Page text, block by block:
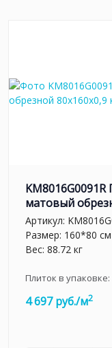
матовый
Артикул:
Размер: 160*80 см
Вес: 88.72 кг
Плиток в упаковке:
4 697 руб./м2